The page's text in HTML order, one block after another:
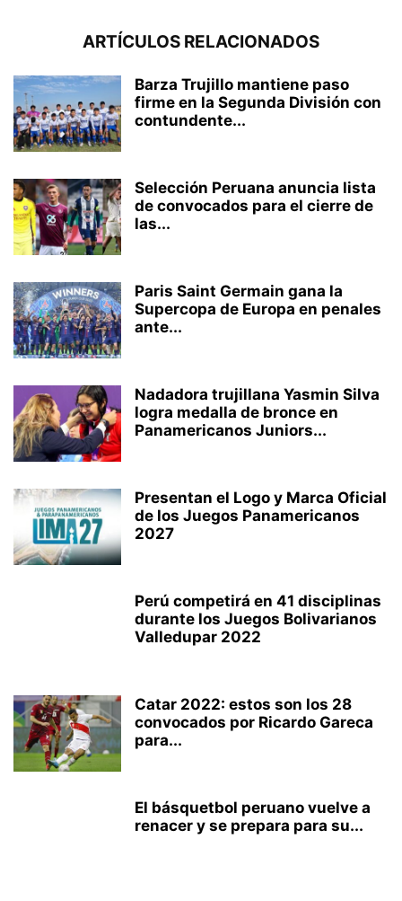
ARTÍCULOS RELACIONADOS
Barza Trujillo mantiene paso
firme en la Segunda División con
contundente...
Selección Peruana anuncia lista
de convocados para el cierre de
las...
Paris Saint Germain gana la
Supercopa de Europa en penales
ante...
Nadadora trujillana Yasmin Silva
logra medalla de bronce en
Panamericanos Juniors...
Presentan el Logo y Marca Oficial
de los Juegos Panamericanos
2027
Perú competirá en 41 disciplinas
durante los Juegos Bolivarianos
Valledupar 2022
Catar 2022: estos son los 28
convocados por Ricardo Gareca
para...
El básquetbol peruano vuelve a
renacer y se prepara para su...